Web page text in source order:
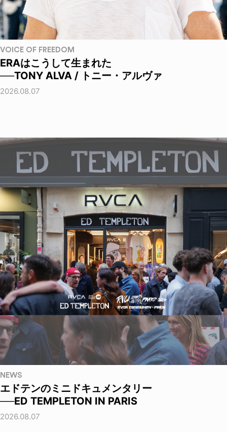
VOICE OF FREEDOM
ERAはこうして生まれた
──TONY ALVA / トニー・アルヴァ
2026.08.07
NEWS
エドテンのミニドキュメンタリー
──ED TEMPLETON IN PARIS
2026.08.07